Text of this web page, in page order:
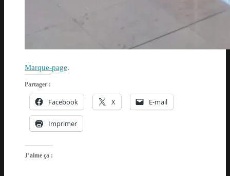
Marque-page.
Partager :
Facebook X E-mail
Imprimer
J’aime ça :